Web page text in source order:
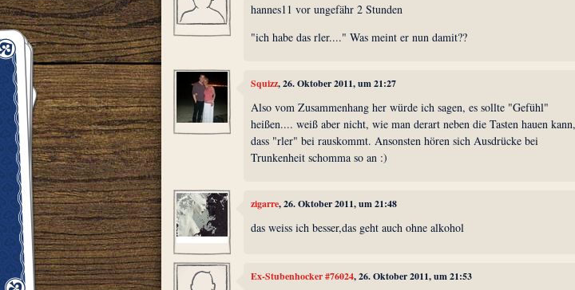
hannes11 vor ungefähr 2 Stunden
"ich habe das rler...." Was meint er nun damit??
Squizz, 26. Oktober 2011, um 21:27
Also vom Zusammenhang her würde ich sagen, es sollte "Gefühl"
heißen.... weiß aber nicht, wie man derart neben die Tasten hauen kann,
dass "rler" bei rauskommt. Ansonsten hören sich Ausdrücke bei
Trunkenheit schomma so an :)
zigarre, 26. Oktober 2011, um 21:48
das weiss ich besser,das geht auch ohne alkohol
Ex-Stubenhocker #76024, 26. Oktober 2011, um 21:53